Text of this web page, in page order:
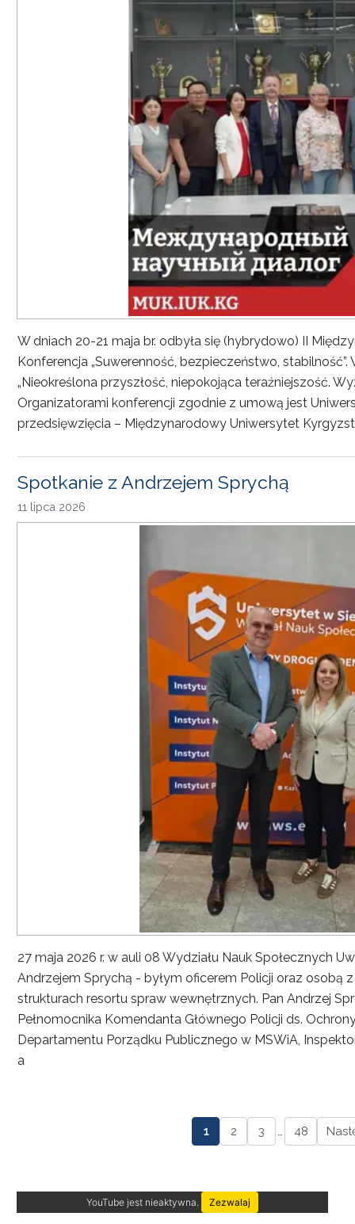
W dniach 20-21 maja br. odbyła się (hybrydowo) II
Konferencja „Suwerenność, bezpieczeństwo,
„Nieokreślona przyszłość, niepokojąca teraźniejszość.
Organizatorami konferencji zgodnie z umową jest
przedsięwzięcia – Międzynarodowy Uniwersytet
Spotkanie z Andrzejem Sprychą
11 lipca 2026
27 maja 2026 r. w auli 08 Wydziału Nauk Społecznych
Andrzejem Sprychą - byłym oficerem Policji oraz osobą
strukturach resortu spraw wewnętrznych. Pan Andrzej
Pełnomocnika Komendanta Głównego Policji ds.
Departamentu Porządku Publicznego w MSWiA,
a
1 2 3 … 48
YouTube jest nieaktywna. Zezwalaj